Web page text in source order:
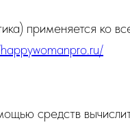
применяется ко
средств